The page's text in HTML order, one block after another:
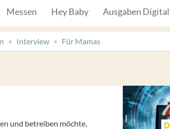
Messen Hey Baby Ausgaben Digital
Interview Für Mamas
und betreiben möchte,